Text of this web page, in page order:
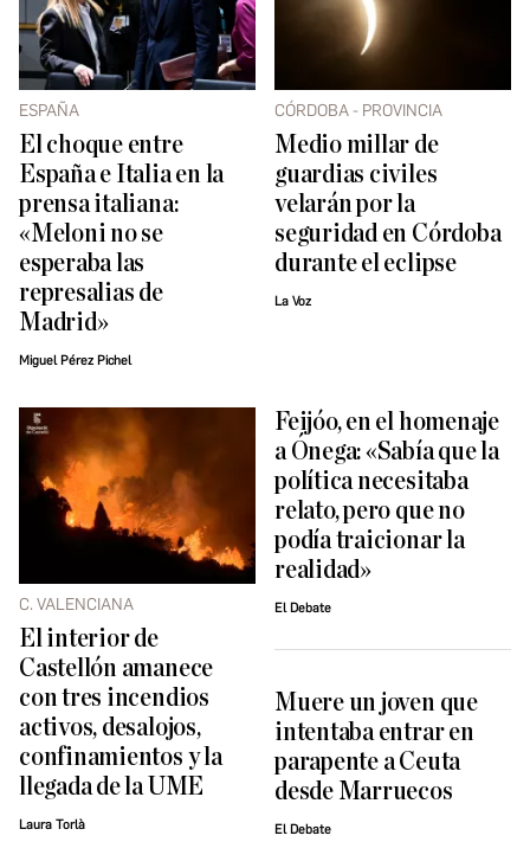
ESPAÑA
El choque entre
España e Italia en la
prensa italiana:
«Meloni no se
esperaba las
represalias de
Madrid»
Miguel Pérez Pichel
CÓRDOBA - PROVINCIA
Medio millar de
guardias civiles
velarán por la
seguridad en Córdoba
durante el eclipse
La Voz
C. VALENCIANA
El interior de
Castellón amanece
con tres incendios
activos, desalojos,
confinamientos y la
llegada de la UME
Laura Torlà
Feijóo, en el homenaje
a Ónega: «Sabía que la
política necesitaba
relato, pero que no
podía traicionar la
realidad»
El Debate
Muere un joven que
intentaba entrar en
parapente a Ceuta
desde Marruecos
El Debate